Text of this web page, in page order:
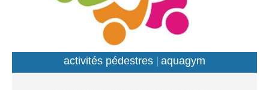
21h Sport santé : lundi – 10h à 11h Entraînements : PLM
Sanquer Basket-ball : Christophe Cariou Plus
d’informations : https://sanquerbasket.fr/ Entraînements :
Salle Georges Vigier Volley-ball : Stephane Tanguy
Adultes et +16 ans Le mardi à partir de 20h40 […]
activités pédestres
aquagym